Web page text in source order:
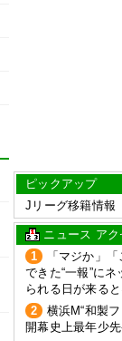
ピックアップ
Jリーグ移籍情報
ニュース ア
1
「マジか」
できた“一報”に
られる日が来ると
2
横浜M“和製
開幕史上最年少